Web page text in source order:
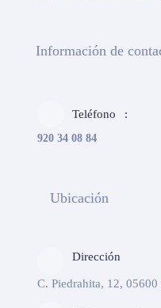
Información de
Teléfono
920 34 08 84
Ubicación
Dirección
C. Piedrahita, 12,